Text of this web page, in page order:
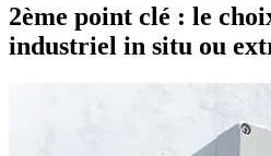
2ème point clé : le
industriel in situ ou